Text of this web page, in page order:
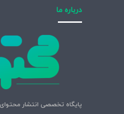
درباره ما
پایگاه تخصصی انتشار